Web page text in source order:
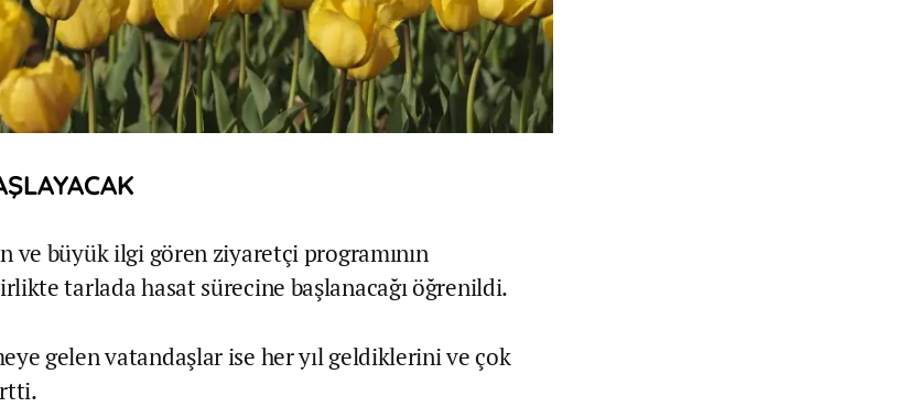
ve büyük ilgi gören ziyaretçi programının
tarlada hasat sürecine başlanacağı öğrenildi.
gelen vatandaşlar ise her yıl geldiklerini ve çok